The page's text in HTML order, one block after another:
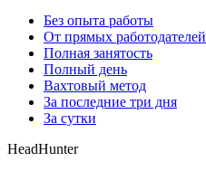
Без опыта работы
От прямых работодателей
Полная занятость
Полный день
Вахтовый метод
За последние три дня
За сутки
HeadHunter